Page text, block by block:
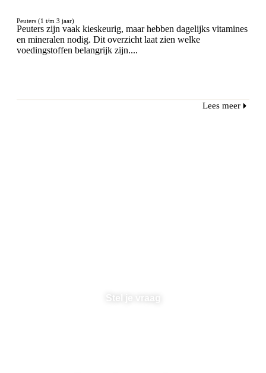
Peuters (1 t/m 3 jaar)
Peuters zijn vaak kieskeurig, maar hebben dagelijks vitamines
en mineralen nodig. Dit overzicht laat zien welke
voedingstoffen belangrijk zijn....
Lees meer
Stel je vraag